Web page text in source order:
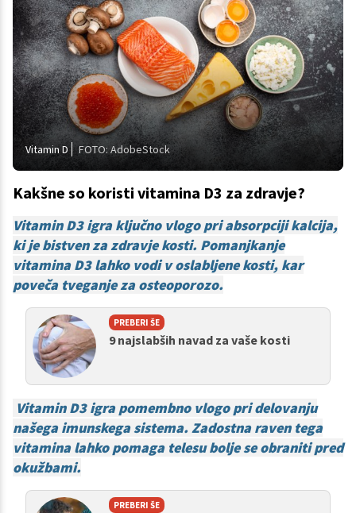
Vitamin D FOTO: AdobeStock
Kakšne so koristi vitamina D3 za zdravje?
Vitamin D3 igra ključno vlogo pri absorpciji kalcija,
ki je bistven za zdravje kosti. Pomanjkanje
vitamina D3 lahko vodi v oslabljene kosti, kar
poveča tveganje za osteoporozo.
PREBERI ŠE
9 najslabših navad za vaše kosti
Vitamin D3 igra pomembno vlogo pri delovanju
našega imunskega sistema. Zadostna raven tega
vitamina lahko pomaga telesu bolje se obraniti pred
okužbami.
PREBERI ŠE